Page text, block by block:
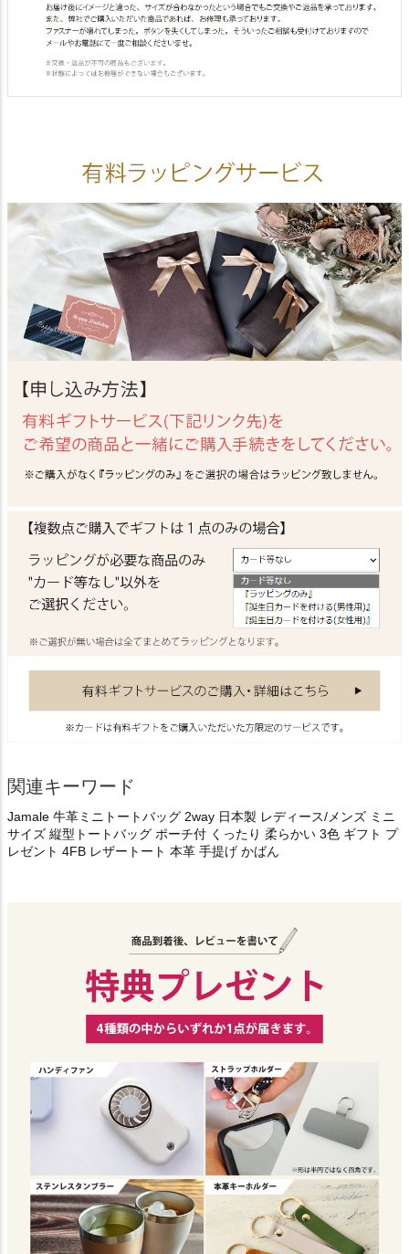
関連キーワード
Jamale 牛革ミニトートバッグ 2way 日本製 レディース/メンズ ミニ
サイズ 縦型トートバッグ ポーチ付 くったり 柔らかい 3色 ギフト プ
レゼント 4FB レザートート 本革 手提げ かばん